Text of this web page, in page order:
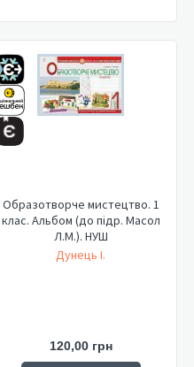
Образотворче мистецтво. 1
клас. Альбом (до підр. Масол
Л.М.). НУШ
Дунець І.
120,00 грн